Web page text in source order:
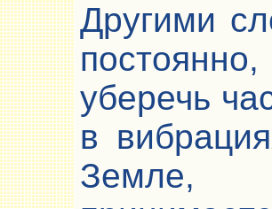
Другими
уберечь
в
Земле,